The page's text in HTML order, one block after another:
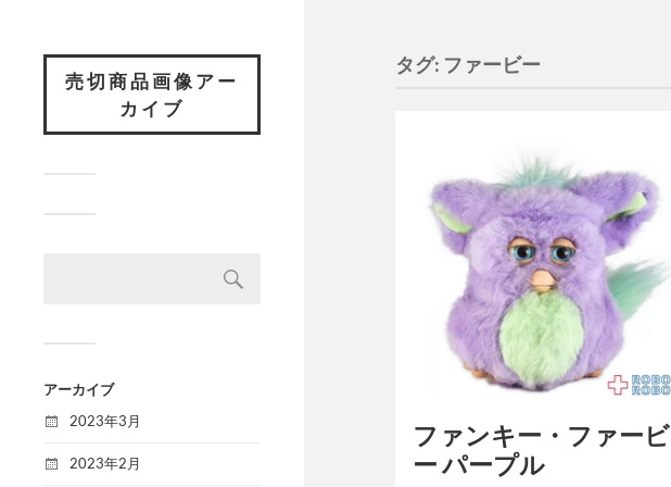
売切商品画像アー
カイブ
アーカイブ
2023年3月
2023年2月
タグ: ファービー
ファンキー・ファービ
ー パープル